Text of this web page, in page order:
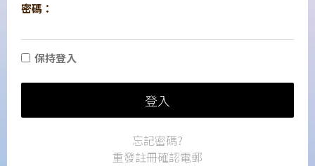
密碼：
保持登入
登入
忘記密碼?
重發註冊確認電郵